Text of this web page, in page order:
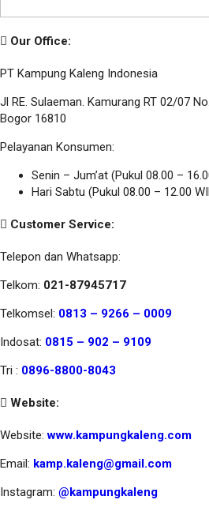
Our Office:
PT Kampung Kaleng Indonesia
Jl RE. Sulaeman. Kamurang RT 02/07
Bogor 16810
Pelayanan Konsumen:
Senin – Jum’at (Pukul 08.00 –
Hari Sabtu (Pukul 08.00 – 12.00
Customer Service:
Telepon dan Whatsapp:
Telkom: 021-87945717
Telkomsel: 0813 – 9266 – 0009
Indosat: 0815 – 902 – 9109
Tri : 0896-8800-8043
Website:
Website:www.kampungkaleng.com
Email: kamp.kaleng@gmail.com
Instagram: @kampungkaleng